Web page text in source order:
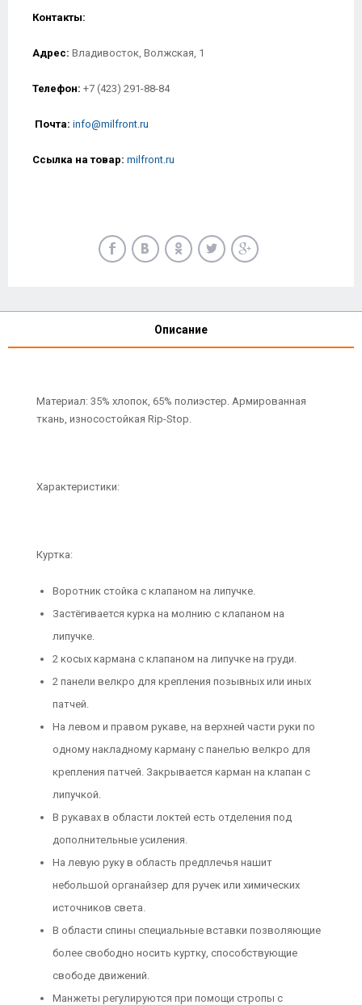
Контакты:
Адрес: Владивосток, Волжская, 1
Телефон: +7 (423) 291-88-84
Почта: info@milfront.ru
Ссылка на товар: milfront.ru
Описание
Материал: 35% хлопок, 65% полиэстер. Армированная
ткань, износостойкая Rip-Stop.
Характеристики:
Куртка:
Воротник стойка с клапаном на липучке.
Застёгивается курка на молнию с клапаном на
липучке.
2 косых кармана с клапаном на липучке на груди.
2 панели велкро для крепления позывных или иных
патчей.
На левом и правом рукаве, на верхней части руки по
одному накладному карману с панелью велкро для
крепления патчей. Закрывается карман на клапан с
липучкой.
В рукавах в области локтей есть отделения под
дополнительные усиления.
На левую руку в область предплечья нашит
небольшой органайзер для ручек или химических
источников света.
В области спины специальные вставки позволяющие
более свободно носить куртку, способствующие
свободе движений.
Манжеты регулируются при помощи стропы с